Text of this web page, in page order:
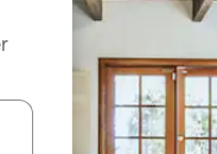
Pfeiltasten nach oben